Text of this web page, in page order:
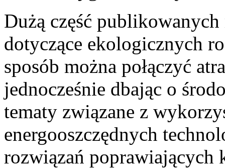
Dużą część
dotyczące ekologicznych
sposób można połączyć
jednocześnie dbając o
tematy związane z
energooszczędnych
rozwiązań poprawiających